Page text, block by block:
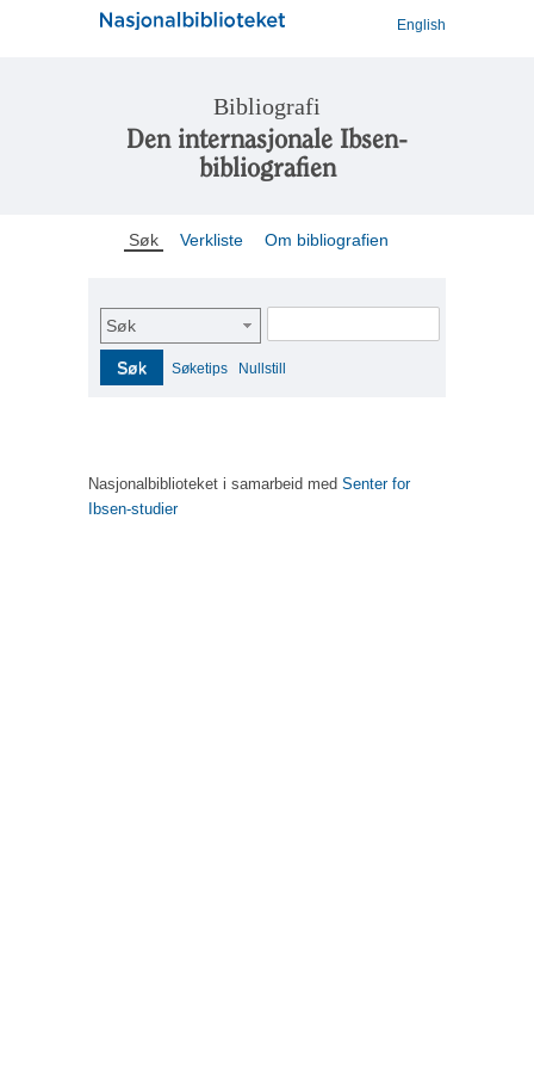
English
Bibliografi
Den internasjonale Ibsen-
bibliografien
Søk Verkliste Om bibliografien
Søk
Søk Søketips Nullstill
Nasjonalbiblioteket i samarbeid med Senter for
Ibsen-studier